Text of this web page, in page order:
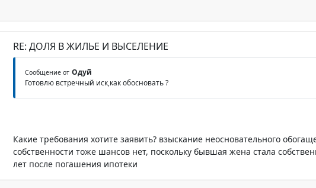
RE: ДОЛЯ В ЖИЛЬЕ И ВЫСЕЛЕНИЕ
Сообщение от Одуй
Готовлю встречный иск,как обосновать ?
Какие требования хотите заявить? взыскание неосновательного
собственности тоже шансов нет, поскольку бывшая жена стала
лет после погашения ипотеки